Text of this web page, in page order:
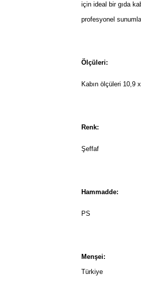
için ideal bir gıda
profesyonel
Ölçüleri:
Kabın ölçüleri 10,9
Renk:
Şeffaf
Hammadde:
PS
Menşei:
Türkiye